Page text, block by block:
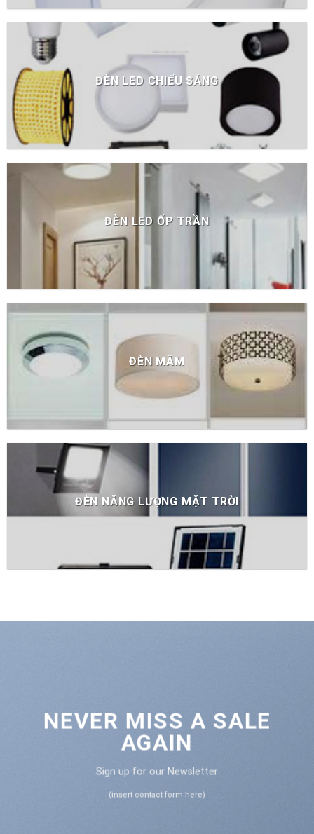
ĐÈN LED CHIẾU SÁNG
ĐÈN LED ỐP TRẦN
ĐÈN MÂM
ĐÈN NĂNG LƯỢNG MẶT TRỜI
NEVER MISS A SALE
AGAIN
Sign up for our Newsletter
(insert contact form here)